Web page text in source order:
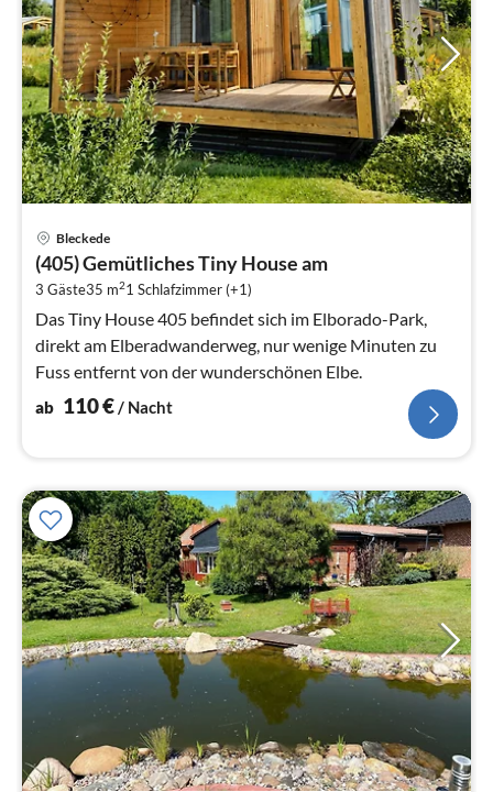
Bleckede
(405) Gemütliches Tiny House am
3 Gäste35 m21 Schlafzimmer (+1)
Das Tiny House 405 befindet sich im Elborado-Park,
direkt am Elberadwanderweg, nur wenige Minuten zu
Fuss entfernt von der wunderschönen Elbe.
ab 110€/ Nacht